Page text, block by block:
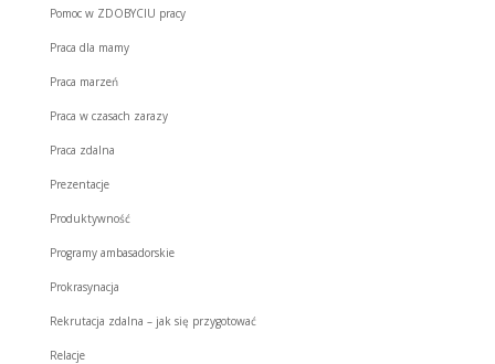
Pomoc w ZDOBYCIU pracy
Praca dla mamy
Praca marzeń
Praca w czasach zarazy
Praca zdalna
Prezentacje
Produktywność
Programy ambasadorskie
Prokrasynacja
Rekrutacja zdalna – jak się przygotować
Relacje